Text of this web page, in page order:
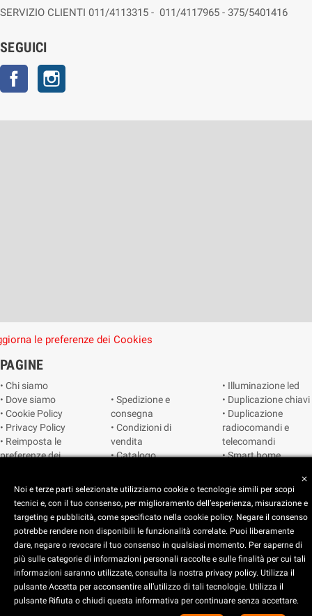
SERVIZIO CLIENTI 011/4113315 - 011/4117965 - 375/5401416
SEGUICI
Facebook
le preferenze dei Cookies
PAGINE
• Chi siamo
• Dove siamo
• Cookie Policy
• Privacy Policy
• Reimposta le
preferenze dei
• Spedizione e
consegna
• Condizioni di
vendita
• Catalogo
• Illuminazione led
• Duplicazione chiavi
• Duplicazione
radiocomandi e
telecomandi
• Smart home
Copyright © 2025 CEART | Negozio di elettronica Torino
C.E.A.R.T. Elettronica
4.5starstarstarstar star_half
Basato su914recensioni
close
Noi e terze parti selezionate utilizziamo cookie o tecnologie simili per scopi
tecnici e, con il tuo consenso, per miglioramento dell’esperienza, misurazione e
targeting e pubblicità, come specificato nella cookie policy. Negare il consenso
potrebbe rendere non disponibili le funzionalità correlate. Puoi liberamente
dare, negare o revocare il tuo consenso in qualsiasi momento. Per saperne di
più sulle categorie di informazioni personali raccolte e sulle finalità per cui tali
informazioni saranno utilizzate, consulta la nostra privacy policy. Utilizza il
pulsante Accetta per acconsentire all’utilizzo di tali tecnologie. Utilizza il
pulsante Rifiuta o chiudi questa informativa per continuare senza accettare.